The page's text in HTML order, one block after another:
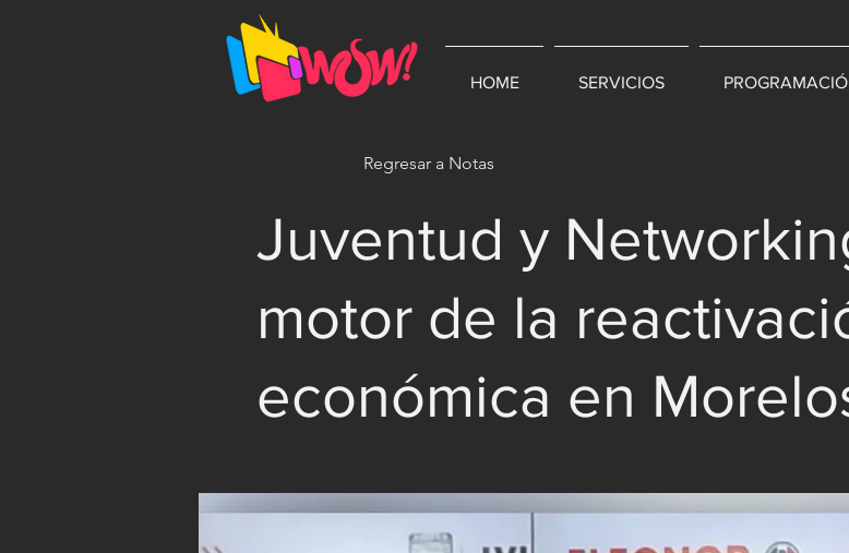
HOME SERVICIOS
Regresar a Notas
Juventud y
motor de la
económica en